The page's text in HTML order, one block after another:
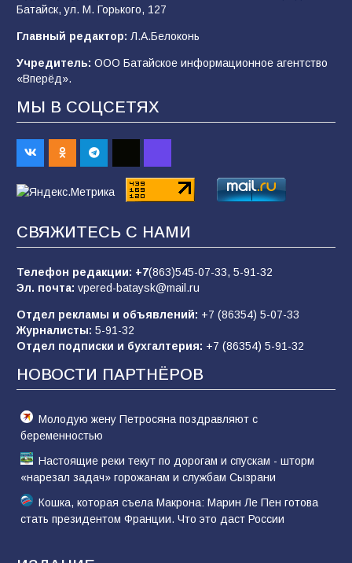
после выборов: в Госдуме дали ответ
105 06.08.2026
В детском саду № 35 дети освоили
строительные профессии в ходе
спортивного праздника
07.08.2026
«Слухами Москву не возьмёшь»: почему
заявления Киева о мобилизации — это
отчаяние, а не разведка
83 02.08.2026
Батайчане вышли в финал Всероссийского
конкурса «Большая перемена»
61 04.08.2026
Батайск, ул. М. Горького, 127
Главный редактор: Л.А.Белоконь
Учредитель: ООО Батайское информационное агентство
«Вперёд».
МЫ В СОЦСЕТЯХ
СВЯЖИТЕСЬ С НАМИ
Телефон редакции: +7(863)545-07-33, 5-91-32
Эл. почта: vpered-bataysk@mail.ru
Отдел рекламы и объявлений: +7 (86354) 5-07-33
Журналисты: 5-91-32
Отдел подписки и бухгалтерия: +7 (86354) 5-91-32
НОВОСТИ ПАРТНЁРОВ
Молодую жену Петросяна поздравляют с
беременностью
Настоящие реки текут по дорогам и спускам - шторм
«нарезал задач» горожанам и службам Сызрани
Кошка, которая съела Макрона: Марин Ле Пен готова
стать президентом Франции. Что это даст России